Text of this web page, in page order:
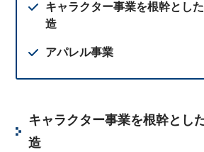
キャラクター事業を根幹とし
造
アパレル事業
キャラクター事業を根幹とし
造